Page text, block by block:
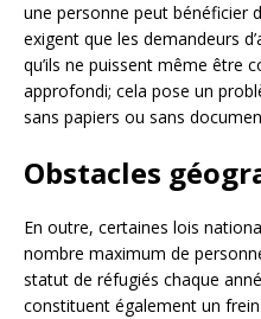
une personne peut bénéficier
exigent que les demandeurs
qu’ils ne puissent même être
approfondi; cela pose un
sans papiers ou sans
Obstacles
En outre, certaines lois
nombre maximum de
statut de réfugiés chaque
constituent également un